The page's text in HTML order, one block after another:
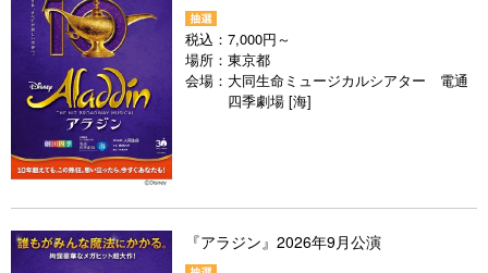
税込： 7,000円～
場所： 東京都
会場： 大同生命ミュージカルシアター 電通
四季劇場 [海]
『アラジン』2026年9月公演